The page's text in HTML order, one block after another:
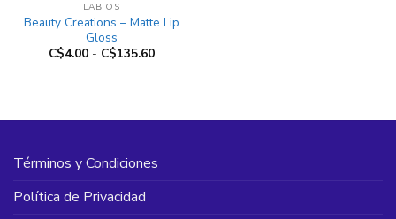
LABIOS
Beauty Creations – Matte Lip
Gloss
C$4.00 - C$135.60Rango
C$135.60
Términos y Condiciones
Política de Privacidad